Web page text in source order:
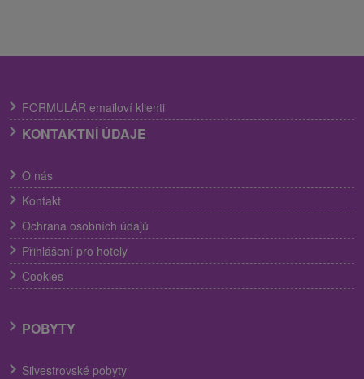
FORMULÁR emailoví klienti
KONTAKTNÍ ÚDAJE
O nás
Kontakt
Ochrana osobních údajů
Přihlášení pro hotely
Cookies
POBYTY
Silvestrovské pobyty